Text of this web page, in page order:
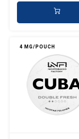
4 MG/POUCH